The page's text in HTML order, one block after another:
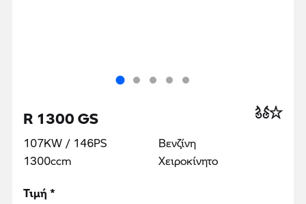
R 1300 GS
107KW / 146PS
1300ccm
Βενζίνη
Χειροκίνητο
Τιμή *